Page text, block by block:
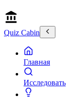
Quiz Cabin
Главная
Исследовать